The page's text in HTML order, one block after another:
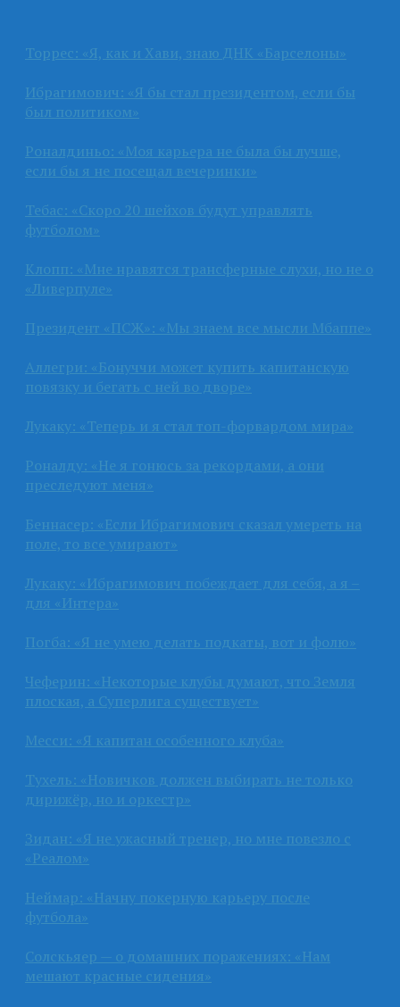
Торрес: «Я, как и Хави, знаю ДНК «Барселоны»
Ибрагимович: «Я бы стал президентом, если бы
был политиком»
Роналдиньо: «Моя карьера не была бы лучше,
если бы я не посещал вечеринки»
Тебас: «Скоро 20 шейхов будут управлять
футболом»
Клопп: «Мне нравятся трансферные слухи, но не о
«Ливерпуле»
Президент «ПСЖ»: «Мы знаем все мысли Мбаппе»
Аллегри: «Бонуччи может купить капитанскую
повязку и бегать с ней во дворе»
Лукаку: «Теперь и я стал топ-форвардом мира»
Роналду: «Не я гонюсь за рекордами, а они
преследуют меня»
Беннасер: «Если Ибрагимович сказал умереть на
поле, то все умирают»
Лукаку: «Ибрагимович побеждает для себя, а я –
для «Интера»
Погба: «Я не умею делать подкаты, вот и фолю»
Чеферин: «Некоторые клубы думают, что Земля
плоская, а Суперлига существует»
Месси: «Я капитан особенного клуба»
Тухель: «Новичков должен выбирать не только
дирижёр, но и оркестр»
Зидан: «Я не ужасный тренер, но мне повезло с
«Реалом»
Неймар: «Начну покерную карьеру после
футбола»
Солскьяер — о домашних поражениях: «Нам
мешают красные сидения»